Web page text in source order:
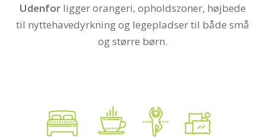
Udenfor ligger orangeri, opholdszoner, højbede
til nyttehavedyrkning og legepladser til både små
og større børn.